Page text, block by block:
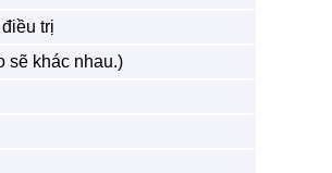
trị
sẽ khác nhau.)